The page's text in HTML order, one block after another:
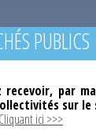
PUBLICS
recevoir, par
sur le
ici >>>